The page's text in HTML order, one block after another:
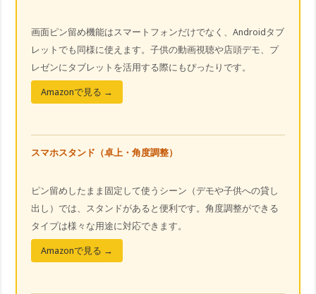
画面ピン留め機能はスマートフォンだけでなく、Androidタブ
レットでも同様に使えます。子供の動画視聴や店頭デモ、プ
レゼンにタブレットを活用する際にもぴったりです。
Amazonで見る →
スマホスタンド（卓上・角度調整）
ピン留めしたまま固定して使うシーン（デモや子供への貸し
出し）では、スタンドがあると便利です。角度調整ができる
タイプは様々な用途に対応できます。
Amazonで見る →